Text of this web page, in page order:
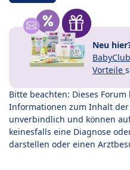
Neu
Vorteile
Bitte beachten: Dieses
Informationen zum Inhalt
unverbindlich und können
keinesfalls eine Diagnose
darstellen oder einen